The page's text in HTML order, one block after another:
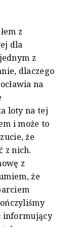
z
dla
z
dlaczego
na
loty na tej
i może to
że
z nich.
z
że
informujący